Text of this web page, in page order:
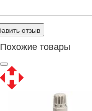
отзыв
Похожие товары